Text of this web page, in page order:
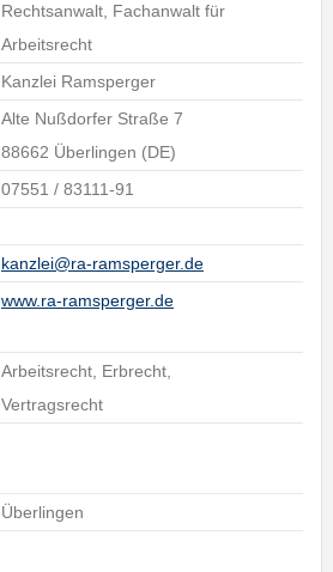
Rechtsanwalt, Fachanwalt für
Arbeitsrecht
Kanzlei Ramsperger
Alte Nußdorfer Straße 7
88662 Überlingen (DE)
07551 / 83111-91
kanzlei@ra-ramsperger.de
www.ra-ramsperger.de
Arbeitsrecht, Erbrecht,
Vertragsrecht
Überlingen